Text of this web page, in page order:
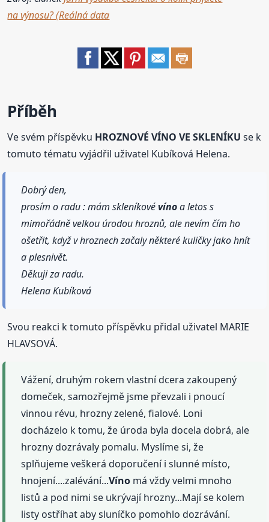
na výnosu? (Reálná data
Příběh
Ve svém příspěvku HROZNOVÉ VÍNO VE SKLENÍKU se k
tomuto tématu vyjádřil uživatel Kubíková Helena.
Dobrý den,
prosím o radu : mám skleníkovévínoa letos s
mimořádně velkou úrodou hroznů, ale nevím čím ho
ošetřit, když v hroznech začaly některé kuličky jako hnít
a plesnivět.
Děkuji za radu.
Helena Kubíková
Svou reakci k tomuto příspěvku přidal uživatel MARIE
HLAVSOVÁ.
Vážení, druhým rokem vlastní dcera zakoupený
domeček, samozřejmě jsme převzali i pnoucí
vinnou révu, hrozny zelené, fialové. Loni
docházelo k tomu, že úroda byla docela dobrá, ale
hrozny dozrávaly pomalu. Myslíme si, že
splňujeme veškerá doporučení i slunné místo,
hnojení....zalévání...Víno má vždy velmi mnoho
listů a pod nimi se ukrývají hrozny...Mají se kolem
listy ostříhat aby sluníčko pomohlo dozrávání.